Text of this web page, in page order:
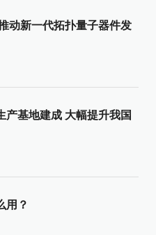
动新一代拓扑量子器件发
产基地建成 大幅提升我国
用？